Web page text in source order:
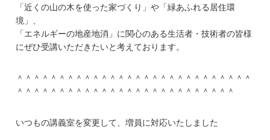
「近くの山の木を使った家づくり」や「緑あふれる居住環
境」、
「エネルギーの地産地消」に関心のある生活者・技術者の皆様
にぜひ受講いただきたいと考えております。
＾＾＾＾＾＾＾＾＾＾＾＾＾＾＾＾＾＾＾＾＾＾＾＾＾＾＾＾
＾＾＾＾＾＾＾＾＾＾＾＾＾＾＾＾＾＾＾＾＾＾＾＾＾＾
いつもの講義室を変更して、増員に対応いたしました